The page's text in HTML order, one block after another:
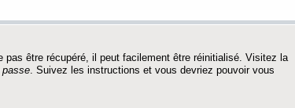
être récupéré, il peut facilement être réinitialisé. Visitez la
passe. Suivez les instructions et vous devriez pouvoir vous